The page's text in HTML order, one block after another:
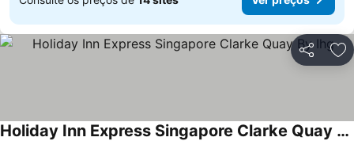
Partilhar
Holiday Inn Express Singapore Clarke Quay By Ihg